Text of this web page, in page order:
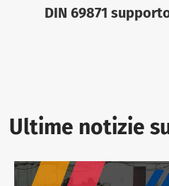
DIN 69871
Ultime notizie